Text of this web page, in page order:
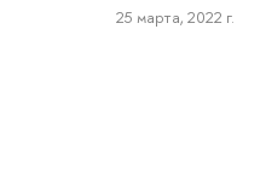
25 марта, 2022 г.